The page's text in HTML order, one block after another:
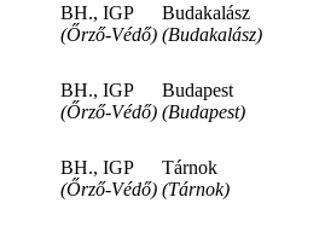
BH., IGP
(Őrző-Védő)
Budakalász
(Budakalász)
BH., IGP
(Őrző-Védő)
Budapest
(Budapest)
BH., IGP
(Őrző-Védő)
Tárnok
(Tárnok)